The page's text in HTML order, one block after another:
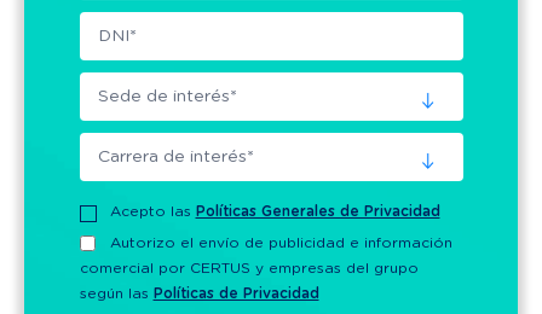
Acepto las Políticas Generales de Privacidad
Autorizo el envío de publicidad e información
comercial por CERTUS y empresas del grupo
según las Políticas de Privacidad